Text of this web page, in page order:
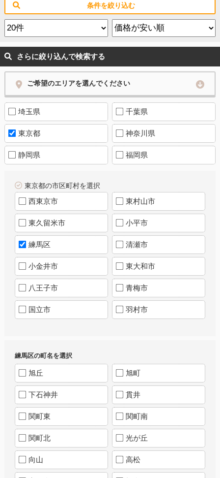
条件を絞り込む
さらに絞り込んで検索する
ご希望のエリアを選んでください
埼玉県 千葉県
東京都 神奈川県
静岡県 福岡県
東京都の市区町村を選択
西東京市 東村山市
東久留米市 小平市
練馬区 清瀬市
小金井市 東大和市
八王子市 青梅市
国立市 羽村市
練馬区の町名を選択
旭丘 旭町
下石神井 貫井
関町東 関町南
関町北 光が丘
向山 高松